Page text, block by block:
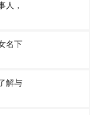
人，
名下
解与